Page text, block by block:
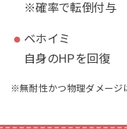
※確率で転倒付与
ベホイミ
自身のHPを回復
※無耐性かつ物理ダメージ